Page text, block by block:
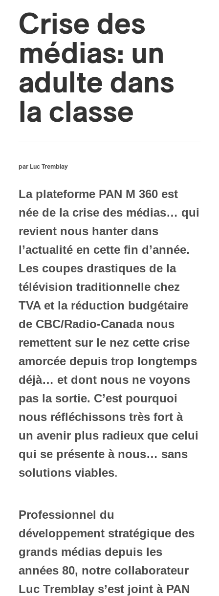
Crise des
médias: un
adulte dans
la classe
par Luc Tremblay
La plateforme PAN M 360 est
née de la crise des médias… qui
revient nous hanter dans
l’actualité en cette fin d’année.
Les coupes drastiques de la
télévision traditionnelle chez
TVA et la réduction budgétaire
de CBC/Radio-Canada nous
remettent sur le nez cette crise
amorcée depuis trop longtemps
déjà… et dont nous ne voyons
pas la sortie. C’est pourquoi
nous réfléchissons très fort à
un avenir plus radieux que celui
qui se présente à nous… sans
solutions viables.
Professionnel du
développement stratégique des
grands médias depuis les
années 80, notre collaborateur
Luc Tremblay s’est joint à PAN